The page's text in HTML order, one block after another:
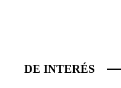
DE INTERÉS